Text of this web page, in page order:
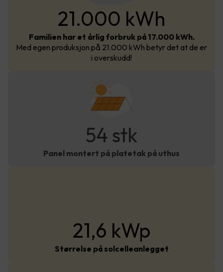
21.000 kWh
Familien har et årlig forbruk på 17.000 kWh.
Med egen produksjon på 21.000 kWh betyr det at de er
i overskudd!
54 stk
Panel montert på platetak på uthus
21,6 kWp
Størrelse på solcelleanlegget